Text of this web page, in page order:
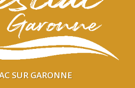
SUR GARONNE